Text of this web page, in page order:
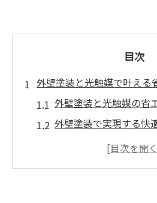
目次
外壁塗装と光触媒で叶える
外壁塗装と光触媒の省
外壁塗装で実現する快